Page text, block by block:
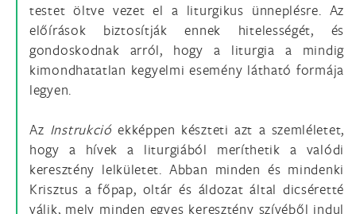
testet öltve vezet el a liturgikus ünneplésre. Az
előírások biztosítják ennek hitelességét, és
gondoskodnak arról, hogy a liturgia a mindig
kimondhatatlan kegyelmi esemény látható formája
legyen.
Az Instrukcióekképpen készteti azt a szemléletet,
hogy a hívek a liturgiából meríthetik a valódi
keresztény lelkületet. Abban minden és mindenki
Krisztus a főpap, oltár és áldozat által dicséretté
válik, mely minden egyes keresztény szívéből indul